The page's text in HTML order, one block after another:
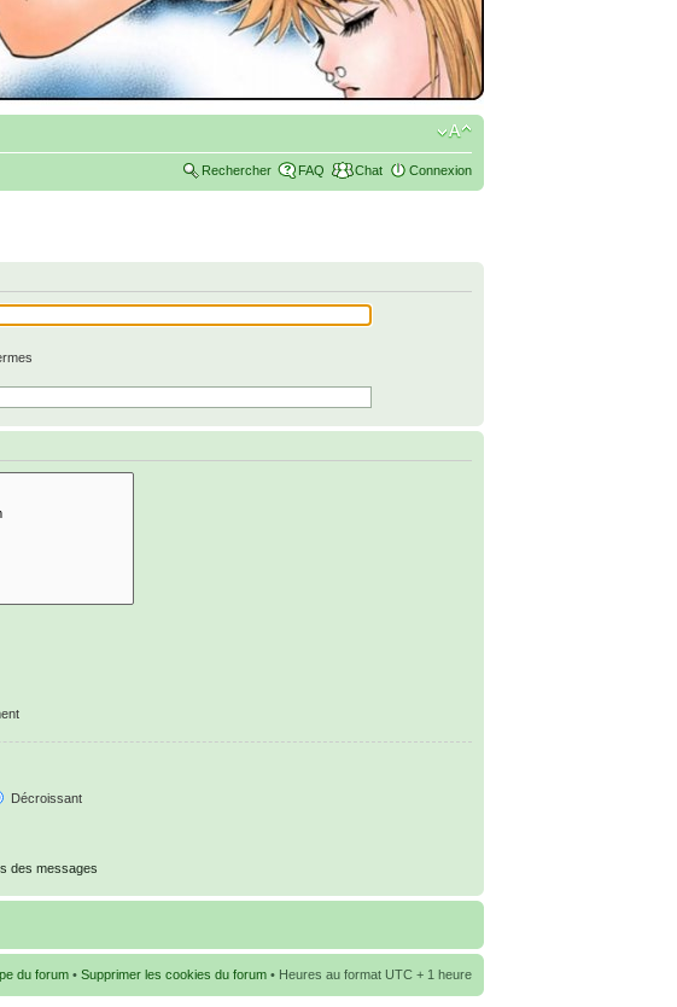
Rechercher FAQ Chat Connexion
Décroissant
des messages
du forum • Supprimer les cookies du forum • Heures au format UTC + 1 heure